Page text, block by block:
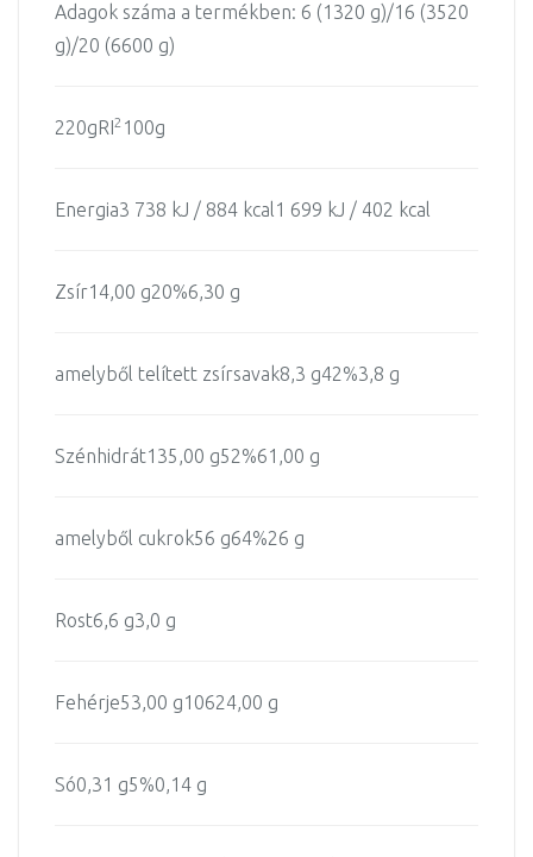
Adagok száma a termékben: 6 (1320 g)/16 (3520
g)/20 (6600 g)
220gRI2 100g
Energia3 738 kJ / 884 kcal1 699 kJ / 402 kcal
Zsír14,00 g20%6,30 g
amelyből telített zsírsavak8,3 g42%3,8 g
Szénhidrát135,00 g52%61,00 g
amelyből cukrok56 g64%26 g
Rost6,6 g3,0 g
Fehérje53,00 g10624,00 g
Só0,31 g5%0,14 g